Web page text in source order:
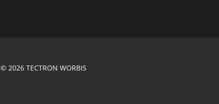
© 2026 TECTRON WORBIS